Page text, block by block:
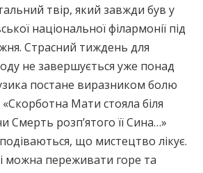
твір, який завжди був у
національної філармонії під
Страсний тиждень для
не завершується уже понад
постане виразником болю
«Скорботна Мати стояла біля
Смерть розп’ятого її Сина…»
що мистецтво лікує.
можна переживати горе та